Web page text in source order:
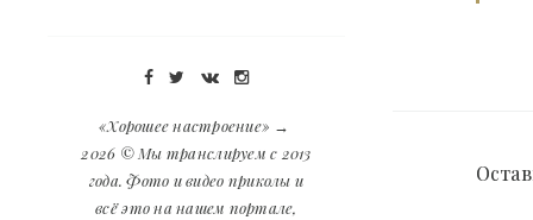
«Хорошее настроение» →
2026 © Мы транслируем с 2013
года. Фото и видео приколы и
всё это на нашем портале,